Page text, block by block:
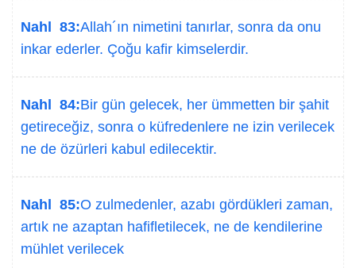
Nahl 83:Allah´ın nimetini tanırlar, sonra da onu
inkar ederler. Çoğu kafir kimselerdir.
Nahl 84:Bir gün gelecek, her ümmetten bir şahit
getireceğiz, sonra o küfredenlere ne izin verilecek
ne de özürleri kabul edilecektir.
Nahl 85:O zulmedenler, azabı gördükleri zaman,
artık ne azaptan hafifletilecek, ne de kendilerine
mühlet verilecek